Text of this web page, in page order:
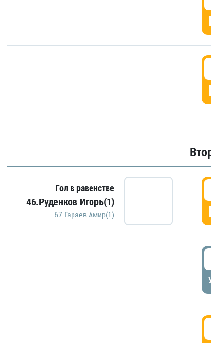
Гол в равенстве
46.Руденков Игорь(1)
67.Гараев Амир(1)